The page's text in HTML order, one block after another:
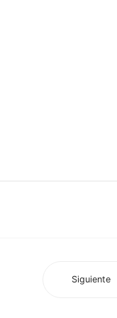
Siguiente